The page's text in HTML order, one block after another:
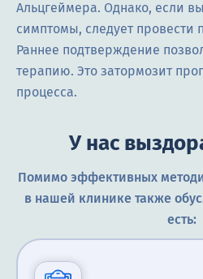
Альцгеймера. Однако, если
симптомы, следует провести
Раннее подтверждение
терапию. Это затормозит
процесса.
У нас
Помимо эффективных
в нашей клинике также
есть: